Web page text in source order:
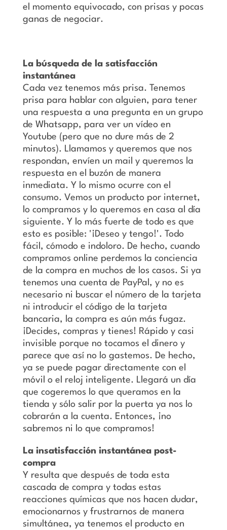
el momento equivocado, con prisas y pocas
ganas de negociar.
La búsqueda de la satisfacción
instantánea
Cada vez tenemos más prisa. Tenemos
prisa para hablar con alguien, para tener
una respuesta a una pregunta en un grupo
de Whatsapp, para ver un vídeo en
Youtube (pero que no dure más de 2
minutos). Llamamos y queremos que nos
respondan, envíen un mail y queremos la
respuesta en el buzón de manera
inmediata. Y lo mismo ocurre con el
consumo. Vemos un producto por internet,
lo compramos y lo queremos en casa al día
siguiente. Y lo más fuerte de todo es que
esto es posible: '¡Deseo y tengo!'. Todo
fácil, cómodo e indoloro. De hecho, cuando
compramos online perdemos la conciencia
de la compra en muchos de los casos. Si ya
tenemos una cuenta de PayPal, y no es
necesario ni buscar el número de la tarjeta
ni introducir el código de la tarjeta
bancaria, la compra es aún más fugaz.
¡Decides, compras y tienes! Rápido y casi
invisible porque no tocamos el dinero y
parece que así no lo gastemos. De hecho,
ya se puede pagar directamente con el
móvil o el reloj inteligente. Llegará un día
que cogeremos lo que queramos en la
tienda y sólo salir por la puerta ya nos lo
cobrarán a la cuenta. Entonces, ¡no
sabremos ni lo que compramos!
La insatisfacción instantánea post-
compra
Y resulta que después de toda esta
cascada de compra y todas estas
reacciones químicas que nos hacen dudar,
emocionarnos y frustrarnos de manera
simultánea, ya tenemos el producto en